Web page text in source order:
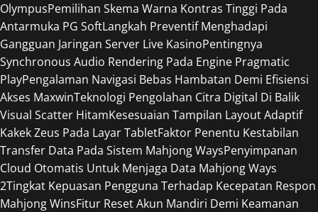
OlympusPemilihan Skema Warna Kontras Tinggi Pada
Antarmuka PG SoftLangkah Preventif Menghadapi
Gangguan Jaringan Server Live KasinoPentingnya
Synchronous Audio Rendering Pada Engine Pragmatic
PlayPengalaman Navigasi Bebas Hambatan Demi Efisiensi
Akses MaxwinTeknologi Pengolahan Citra Digital Di Balik
Visual Scatter HitamKesesuaian Tampilan Layout Adaptif
Kakek Zeus Pada Layar TabletFaktor Penentu Kestabilan
Transfer Data Pada Sistem Mahjong WaysPenyimpanan
Cloud Otomatis Untuk Menjaga Data Mahjong Ways
2Tingkat Kepuasan Pengguna Terhadap Kecepatan Respon
Mahjong WinsFitur Reset Akun Mandiri Demi Keamanan